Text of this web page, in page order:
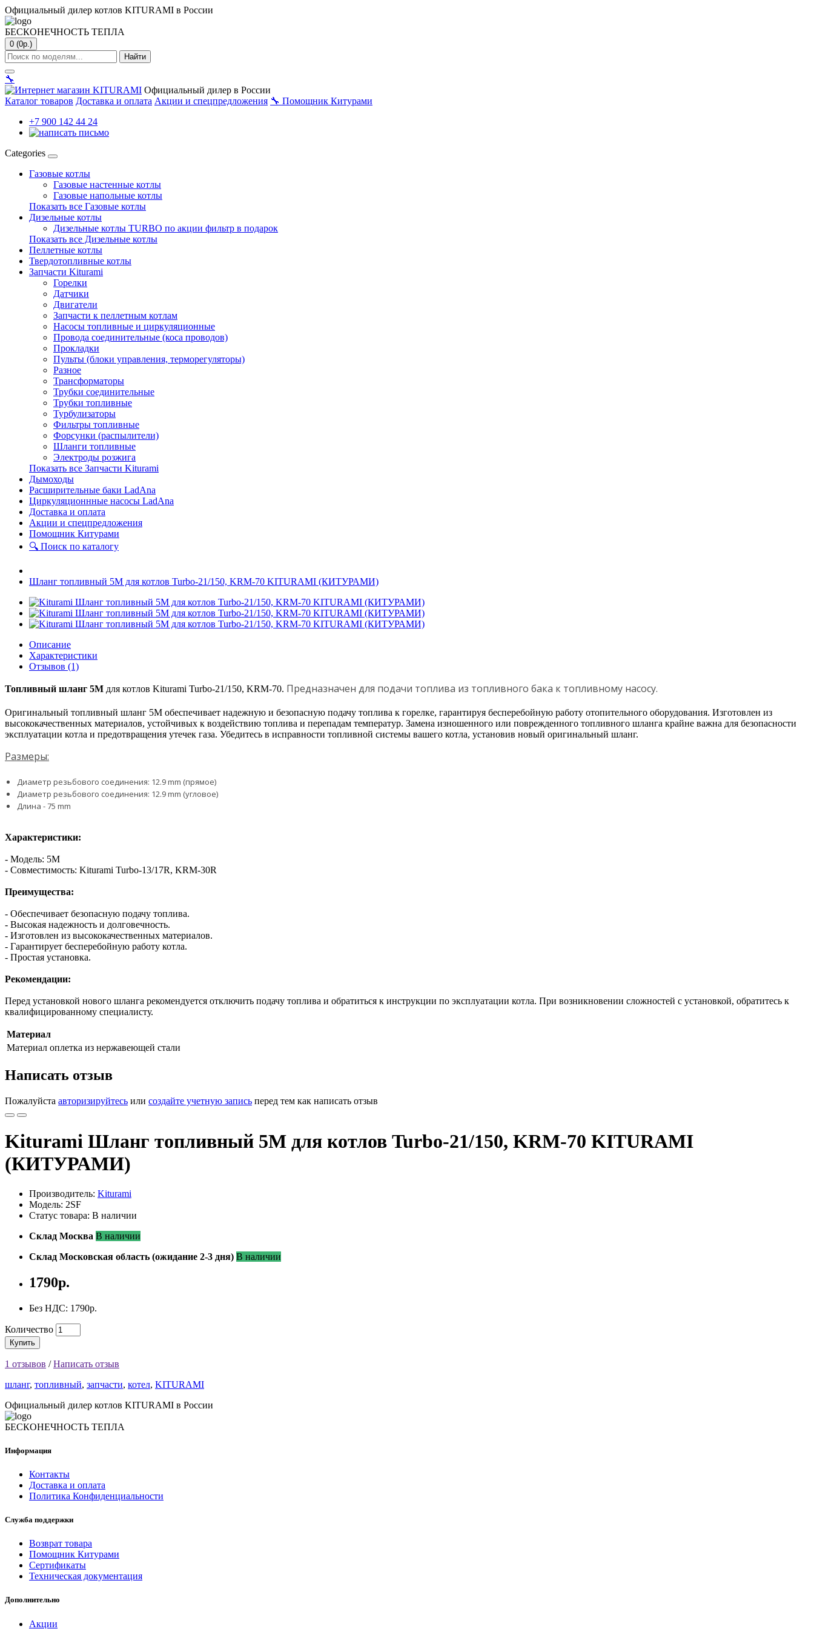
Официальный дилер котлов KITURAMI в России
БЕСКОНЕЧНОСТЬ ТЕПЛА
0 (0р.)
Найти
🔧
Официальный дилер в России
Каталог товаров Доставка и оплата Акции и спецпредложения 🔧 Помощник Китурами
+7 900 142 44 24
Categories
Газовые котлы
Газовые настенные котлы
Газовые напольные котлы
Показать все Газовые котлы
Дизельные котлы
Дизельные котлы TURBO по акции фильтр в подарок
Показать все Дизельные котлы
Пеллетные котлы
Твердотопливные котлы
Запчасти Kiturami
Горелки
Датчики
Двигатели
Запчасти к пеллетным котлам
Насосы топливные и циркуляционные
Провода соединительные (коса проводов)
Прокладки
Пульты (блоки управления, терморегуляторы)
Разное
Трансформаторы
Трубки соединительные
Трубки топливные
Турбулизаторы
Фильтры топливные
Форсунки (распылители)
Шланги топливные
Электроды розжига
Показать все Запчасти Kiturami
Дымоходы
Расширительные баки LadAna
Циркуляционнные насосы LadAna
Доставка и оплата
Акции и спецпредложения
Помощник Китурами
🔍 Поиск по каталогу
Шланг топливный 5M для котлов Turbo-21/150, KRM-70 KITURAMI (КИТУРАМИ)
Описание
Характеристики
Отзывов (1)
Топливный шланг 5M для котлов Kiturami Turbo-21/150, KRM-70. Предназначен для подачи топлива из топливного бака к топливному насосу.
Оригинальный топливный шланг 5M обеспечивает надежную и безопасную подачу топлива к горелке, гарантируя бесперебойную работу отопительного оборудования. Изготовлен из
высококачественных материалов, устойчивых к воздействию топлива и перепадам температур. Замена изношенного или поврежденного топливного шланга крайне важна для безопасности
эксплуатации котла и предотвращения утечек газа. Убедитесь в исправности топливной системы вашего котла, установив новый оригинальный шланг.
Размеры:
Диаметр резьбового соединения: 12.9 mm (прямое)
Диаметр резьбового соединения: 12.9 mm (угловое)
Длина - 75 mm
Характеристики:
- Модель: 5M
- Совместимость: Kiturami Turbo-13/17R, KRM-30R
Преимущества:
- Обеспечивает безопасную подачу топлива.
- Высокая надежность и долговечность.
- Изготовлен из высококачественных материалов.
- Гарантирует бесперебойную работу котла.
- Простая установка.
Рекомендации:
Перед установкой нового шланга рекомендуется отключить подачу топлива и обратиться к инструкции по эксплуатации котла. При возникновении сложностей с установкой, обратитесь к
квалифицированному специалисту.
Материал
Материал оплетка из нержавеющей стали
Написать отзыв
Пожалуйста авторизируйтесь или создайте учетную запись перед тем как написать отзыв
Kiturami Шланг топливный 5M для котлов Turbo-21/150, KRM-70 KITURAMI
(КИТУРАМИ)
Производитель: Kiturami
Модель: 2SF
Статус товара: В наличии
Склад Москва В наличии
Склад Московская область (ожидание 2-3 дня) В наличии
1790р.
Без НДС: 1790р.
Количество
Купить
1 отзывов /Написать отзыв
шланг, топливный, запчасти, котел, KITURAMI
Официальный дилер котлов KITURAMI в России
БЕСКОНЕЧНОСТЬ ТЕПЛА
Информация
Контакты
Доставка и оплата
Политика Конфиденциальности
Служба поддержки
Возврат товара
Помощник Китурами
Сертификаты
Техническая документация
Дополнительно
Акции